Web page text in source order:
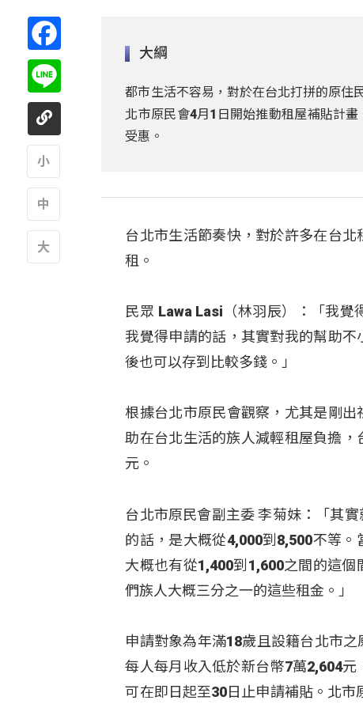
大綱
都市生活不容易，對於在台北打拼的原住
北市原民會4月1日開始推動租屋補貼計
受惠。
台北市生活節奏快，對於許多在台
租。
民眾 Lawa Lasi（林羽辰）：「我覺
我覺得申請的話，其實對我的幫助
後也可以存到比較多錢。」
根據台北市原民會觀察，尤其是剛
助在台北生活的族人減輕租屋負擔
元。
台北市原民會副主委 李菊妹：「其
的話，是大概從4,000到8,500不等
大概也有從1,400到1,600之間的這
們族人大概三分之一的這些租金。」
申請對象為年滿18歲且設籍台北市
每人每月收入低於新台幣7萬2,604
可在即日起至30日止申請補貼。北